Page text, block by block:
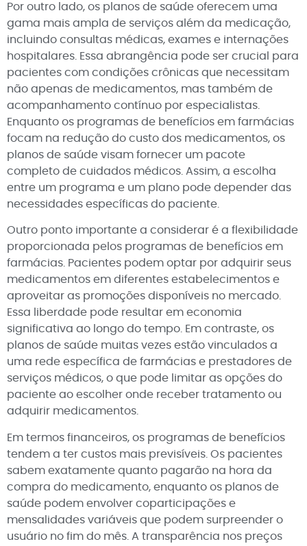
Por outro lado, os planos de saúde oferecem uma
gama mais ampla de serviços além da medicação,
incluindo consultas médicas, exames e internações
hospitalares. Essa abrangência pode ser crucial para
pacientes com condições crônicas que necessitam
não apenas de medicamentos, mas também de
acompanhamento contínuo por especialistas.
Enquanto os programas de benefícios em farmácias
focam na redução do custo dos medicamentos, os
planos de saúde visam fornecer um pacote
completo de cuidados médicos. Assim, a escolha
entre um programa e um plano pode depender das
necessidades específicas do paciente.
Outro ponto importante a considerar é a flexibilidade
proporcionada pelos programas de benefícios em
farmácias. Pacientes podem optar por adquirir seus
medicamentos em diferentes estabelecimentos e
aproveitar as promoções disponíveis no mercado.
Essa liberdade pode resultar em economia
significativa ao longo do tempo. Em contraste, os
planos de saúde muitas vezes estão vinculados a
uma rede específica de farmácias e prestadores de
serviços médicos, o que pode limitar as opções do
paciente ao escolher onde receber tratamento ou
adquirir medicamentos.
Em termos financeiros, os programas de benefícios
tendem a ter custos mais previsíveis. Os pacientes
sabem exatamente quanto pagarão na hora da
compra do medicamento, enquanto os planos de
saúde podem envolver coparticipações e
mensalidades variáveis que podem surpreender o
usuário no fim do mês. A transparência nos preços